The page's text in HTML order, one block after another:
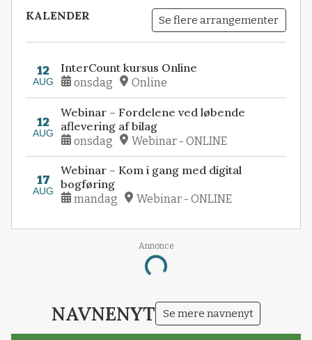
KALENDER Se flere arrangementer
12
AUG
InterCount kursus Online
onsdag Online
12
AUG
Webinar – Fordelene ved løbende
aflevering af bilag
onsdag Webinar - ONLINE
17
AUG
Webinar – Kom i gang med digital
bogføring
mandag Webinar - ONLINE
Annonce
Loading...
NAVNENYT Se mere navnenyt